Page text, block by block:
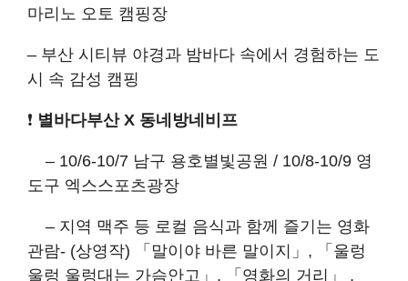
마리노 오토 캠핑장
– 부산 시티뷰 야경과 밤바다 속에서 경험하는 도
시 속 감성 캠핑
❗ 별바다부산 X 동네방네비프
– 10/6-10/7 남구 용호별빛공원 / 10/8-10/9 영
도구 엑스스포츠광장
– 지역 맥주 등 로컬 음식과 함께 즐기는 영화
관람- (상영작) 「말이야 바른 말이지」, 「울렁
울렁 울렁대는 가슴안고」, 「영화의 거리」 ,